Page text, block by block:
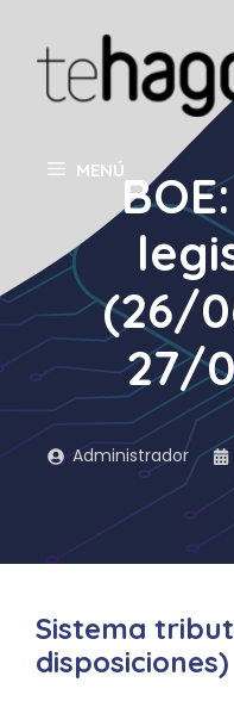
contenido
MENÚ
(26/
27/
Administrador
Sistema
disposiciones)